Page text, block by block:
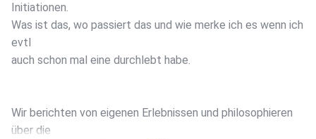
Initiationen.
Was ist das, wo passiert das und wie merke ich es wenn ich
evtl
auch schon mal eine durchlebt habe.
Wir berichten von eigenen Erlebnissen und philosophieren
über die